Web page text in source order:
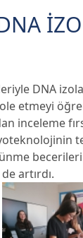
DNA
etmeyi
inceleme
artırdı.